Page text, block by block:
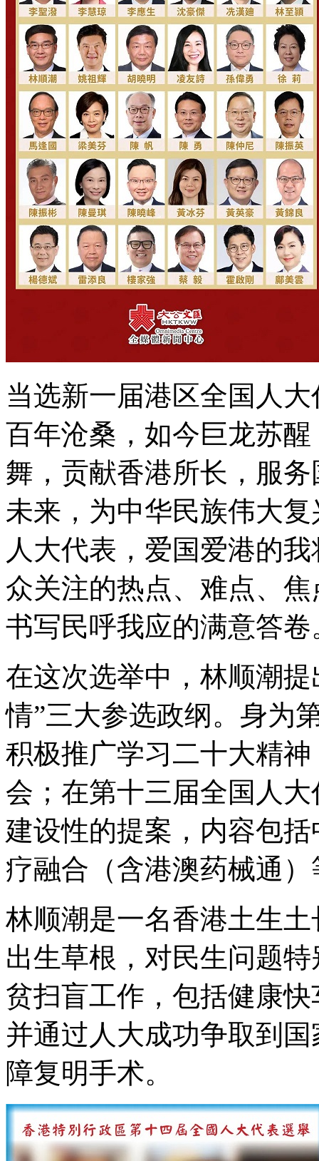
当选新一届港区全国人
百年沧桑，如今巨龙苏
舞，贡献香港所长，服
未来，为中华民族伟大
人大代表，爱国爱港的
众关注的热点、难点、
书写民呼我应的满意答卷
在这次选举中，林顺潮
情”三大参选政纲。身为
积极推广学习二十大精
会；在第十三届全国人
建设性的提案，内容包
疗融合（含港澳药械通）
林顺潮是一名香港土生
出生草根，对民生问题
贫扫盲工作，包括健康
并通过人大成功争取到
障复明手术。